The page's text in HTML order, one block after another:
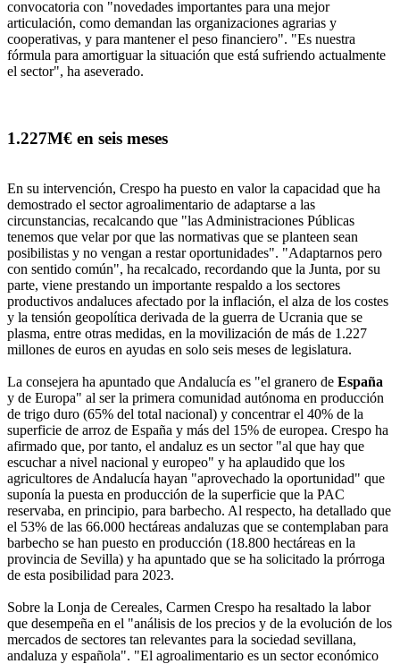
convocatoria con "novedades importantes para una mejor
articulación, como demandan las organizaciones agrarias y
cooperativas, y para mantener el peso financiero". "Es nuestra
fórmula para amortiguar la situación que está sufriendo actualmente
el sector", ha aseverado.
1.227M€ en seis meses
En su intervención, Crespo ha puesto en valor la capacidad que ha
demostrado el sector agroalimentario de adaptarse a las
circunstancias, recalcando que "las Administraciones Públicas
tenemos que velar por que las normativas que se planteen sean
posibilistas y no vengan a restar oportunidades". "Adaptarnos pero
con sentido común", ha recalcado, recordando que la Junta, por su
parte, viene prestando un importante respaldo a los sectores
productivos andaluces afectado por la inflación, el alza de los costes
y la tensión geopolítica derivada de la guerra de Ucrania que se
plasma, entre otras medidas, en la movilización de más de 1.227
millones de euros en ayudas en solo seis meses de legislatura.
La consejera ha apuntado que Andalucía es "el granero de España
y de Europa" al ser la primera comunidad autónoma en producción
de trigo duro (65% del total nacional) y concentrar el 40% de la
superficie de arroz de España y más del 15% de europea. Crespo ha
afirmado que, por tanto, el andaluz es un sector "al que hay que
escuchar a nivel nacional y europeo" y ha aplaudido que los
agricultores de Andalucía hayan "aprovechado la oportunidad" que
suponía la puesta en producción de la superficie que la PAC
reservaba, en principio, para barbecho. Al respecto, ha detallado que
el 53% de las 66.000 hectáreas andaluzas que se contemplaban para
barbecho se han puesto en producción (18.800 hectáreas en la
provincia de Sevilla) y ha apuntado que se ha solicitado la prórroga
de esta posibilidad para 2023.
Sobre la Lonja de Cereales, Carmen Crespo ha resaltado la labor
que desempeña en el "análisis de los precios y de la evolución de los
mercados de sectores tan relevantes para la sociedad sevillana,
andaluza y española". "El agroalimentario es un sector económico